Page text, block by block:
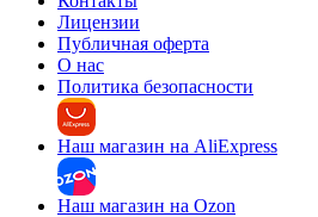
Лицензии
Публичная оферта
О нас
Политика безопасности
Наш магазин на AliExpress
Наш магазин на Ozon